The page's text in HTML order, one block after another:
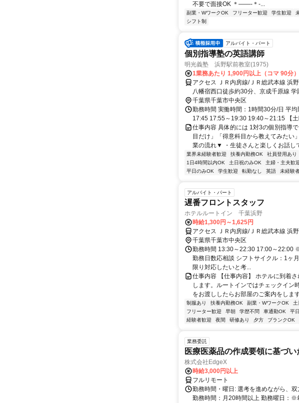
不要で面接OK ＊――-＊-...
副業・WワークOK フリーター歓迎 学生歓迎
シフト制
アルバイト・パート
個別指導塾の英語講師
明光義塾 浜野駅前教室(1975)
1業務あたり 1,900円以上（コマ 90分）
アクセス ＪＲ内房線/ＪＲ総武本線 浜
八幡宿西口徒歩約30分、京成千原線
千葉県千葉市中央区
勤務時間 実働時間：1時間30分/日 平
17:45 17:55～19:30 19:40～21:15 【
仕事内容 具体的には 1対3の個別指導
目だけ」「得意科目から教えてみたい
業の流れ▼ ・生徒さんと楽しくお話し
業界未経験者歓迎 扶養内勤務OK 社員登用あり
1日4時間以内OK
土日祝のみOK 主婦・主夫歓
平日のみOK
学生歓迎 転勤なし 英語 未経験
アルバイト・パート
遅番フロントスタッフ
ホテルルートイン 千葉浜野
時給1,300円～1,625円
アクセス ＪＲ内房線/ＪＲ総武本線 浜
千葉県千葉市中央区
勤務時間 13:30～22:30 17:00～22:00
勤務日数応相談 シフトサイクル：1ヶ
限り対応したいと考...
仕事内容 【仕事内容】 ホテルに到着
します。ルートインではチェックイン
をお渡ししたらお部屋のご案内をしま
制服あり 扶養内勤務OK 副業・WワークOK
フリーター歓迎
早朝 学歴不問 車通勤OK 平
経験者歓迎
夜間 研修あり 夕方 ブランクOK
業務委託
医療医薬品の作成要領に基づ
株式会社EdgeX
時給3,000円以上
フルリモート
勤務時間・曜日: 選考を進めながら、
勤務時間：月20時間以上 勤務曜日：※